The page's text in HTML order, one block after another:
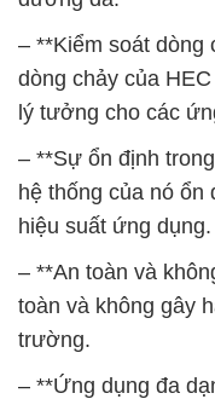
– **Kiểm soát dòng
dòng chảy của
lý tưởng cho các
– **Sự ổn định
hệ thống của nó ổn
hiệu suất ứng dụng.
– **An toàn và
toàn và không gây
trường.
– **Ứng dụng đa